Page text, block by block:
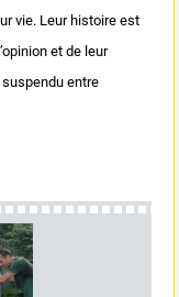
vie. Leur histoire est
et de leur
entre